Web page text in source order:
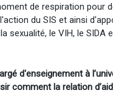
de respiration pour
du SIS et ainsi
sexualité, le VIH, le SIDA
d'enseignement à
comment la relation